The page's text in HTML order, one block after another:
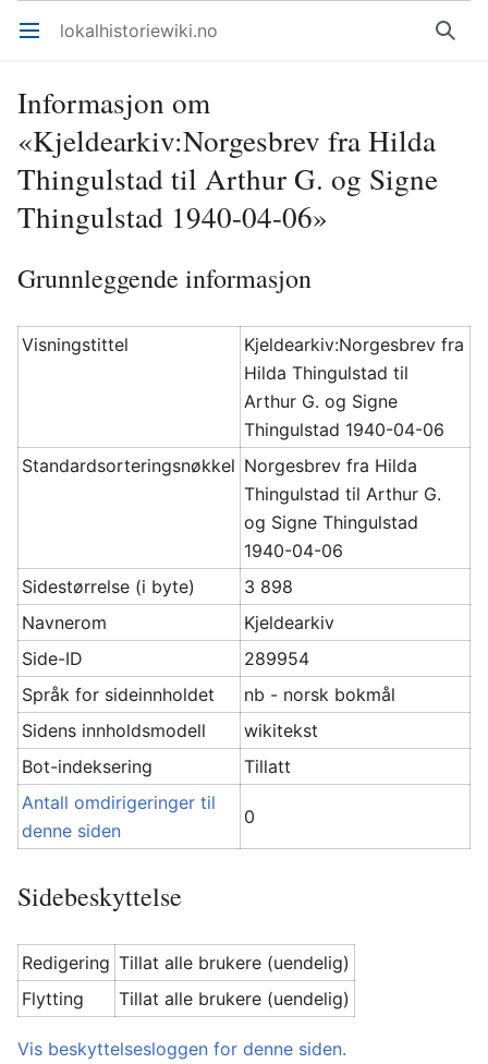
Åpne hovedmenyen lokalhistoriewiki.no Søk
Informasjon om
«Kjeldearkiv:Norgesbrev fra Hilda
Thingulstad til Arthur G. og Signe
Thingulstad 1940-04-06»
Grunnleggende informasjon
Visningstittel
Kjeldearkiv:Norgesbrev fra
Hilda Thingulstad til
Arthur G. og Signe
Thingulstad 1940-04-06
Standardsorteringsnøkkel Norgesbrev fra Hilda
Thingulstad til Arthur G.
og Signe Thingulstad
1940-04-06
Sidestørrelse (i byte)
3 898
Navnerom
Kjeldearkiv
Side-ID
289954
Språk for sideinnholdet
nb - norsk bokmål
Sidens innholdsmodell
wikitekst
Bot-indeksering
Tillatt
Antall omdirigeringer til
denne siden
0
Sidebeskyttelse
Redigering Tillat alle brukere (uendelig)
Flytting
Tillat alle brukere (uendelig)
Vis beskyttelsesloggen for denne siden.